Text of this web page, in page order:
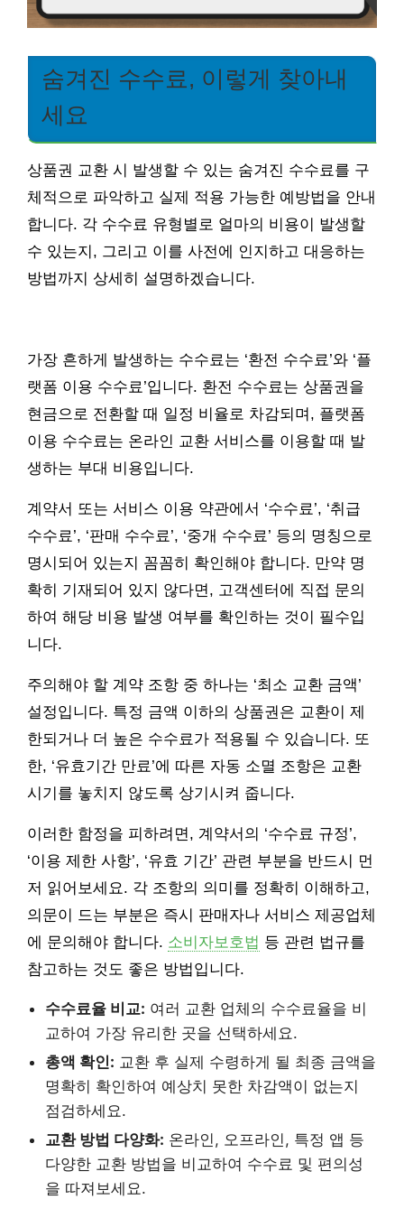
숨겨진 수수료, 이렇게 찾아내
세요
상품권 교환 시 발생할 수 있는 숨겨진 수수료를 구
체적으로 파악하고 실제 적용 가능한 예방법을 안내
합니다. 각 수수료 유형별로 얼마의 비용이 발생할
수 있는지, 그리고 이를 사전에 인지하고 대응하는
방법까지 상세히 설명하겠습니다.
가장 흔하게 발생하는 수수료는 ‘환전 수수료’와 ‘플
랫폼 이용 수수료’입니다. 환전 수수료는 상품권을
현금으로 전환할 때 일정 비율로 차감되며, 플랫폼
이용 수수료는 온라인 교환 서비스를 이용할 때 발
생하는 부대 비용입니다.
계약서 또는 서비스 이용 약관에서 ‘수수료’, ‘취급
수수료’, ‘판매 수수료’, ‘중개 수수료’ 등의 명칭으로
명시되어 있는지 꼼꼼히 확인해야 합니다. 만약 명
확히 기재되어 있지 않다면, 고객센터에 직접 문의
하여 해당 비용 발생 여부를 확인하는 것이 필수입
니다.
주의해야 할 계약 조항 중 하나는 ‘최소 교환 금액’
설정입니다. 특정 금액 이하의 상품권은 교환이 제
한되거나 더 높은 수수료가 적용될 수 있습니다. 또
한, ‘유효기간 만료’에 따른 자동 소멸 조항은 교환
시기를 놓치지 않도록 상기시켜 줍니다.
이러한 함정을 피하려면, 계약서의 ‘수수료 규정’,
‘이용 제한 사항’, ‘유효 기간’ 관련 부분을 반드시 먼
저 읽어보세요. 각 조항의 의미를 정확히 이해하고,
의문이 드는 부분은 즉시 판매자나 서비스 제공업체
에 문의해야 합니다. 소비자보호법 등 관련 법규를
참고하는 것도 좋은 방법입니다.
수수료율 비교: 여러 교환 업체의 수수료율을 비
교하여 가장 유리한 곳을 선택하세요.
총액 확인: 교환 후 실제 수령하게 될 최종 금액을
명확히 확인하여 예상치 못한 차감액이 없는지
점검하세요.
교환 방법 다양화: 온라인, 오프라인, 특정 앱 등
다양한 교환 방법을 비교하여 수수료 및 편의성
을 따져보세요.